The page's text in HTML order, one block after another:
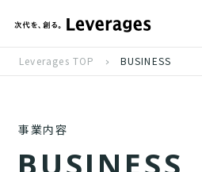
Leverages TOP BUSINESS
事業内容